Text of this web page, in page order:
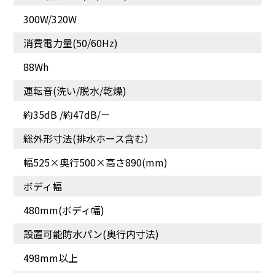
スピード洗濯「標準コー
ス約37分」
洗濯槽の裏側に付着して
いる洗剤カス等を洗い流
に
300W/320W
消費電力量(50/60Hz)
88Wh
運転音(洗い/脱水/乾燥)
約35dB /約47dB/－
総外形寸法(排水ホース含む）
幅525×奥行500×高さ890(mm)
ボディ幅
480mm(ボディ幅)
設置可能防水パン(奥行内寸法)
498mm以上